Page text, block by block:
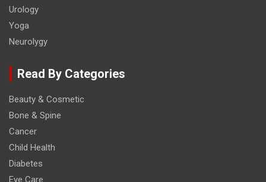
Urology
Yoga
Neurolygy
Read By Categories
Beauty & Cosmetic
Bone & Spine
Cancer
Child Health
Diabetes